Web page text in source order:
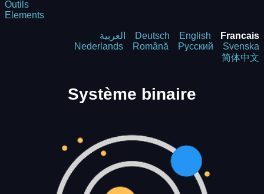
Outils
Elements
العربية Deutsch English
Francais
Nederlands
Română Русский
Svenska
简体中文
Système binaire